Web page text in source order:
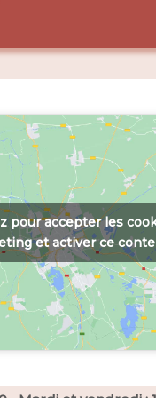
pour accepter les
et activer ce